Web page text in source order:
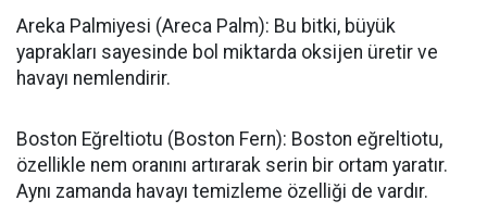
Areka Palmiyesi (Areca Palm): Bu bitki, büyük
yaprakları sayesinde bol miktarda oksijen üretir ve
havayı nemlendirir.
Boston Eğreltiotu (Boston Fern): Boston eğreltiotu,
özellikle nem oranını artırarak serin bir ortam yaratır.
Aynı zamanda havayı temizleme özelliği de vardır.